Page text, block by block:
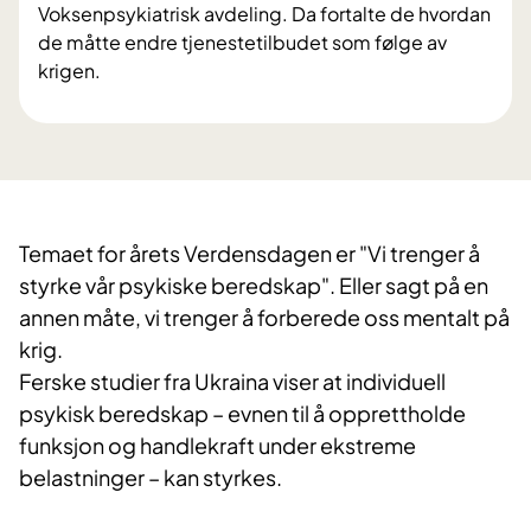
Voksenpsykiatrisk avdeling. Da fortalte de hvordan
de måtte endre tjenestetilbudet som følge av
krigen.
Temaet for årets Verdensdagen er "Vi trenger å
styrke vår psykiske beredskap". Eller sagt på en
annen måte, vi trenger å forberede oss mentalt på
krig.
Ferske studier fra Ukraina viser at individuell
psykisk beredskap – evnen til å opprettholde
funksjon og handlekraft under ekstreme
belastninger – kan styrkes.